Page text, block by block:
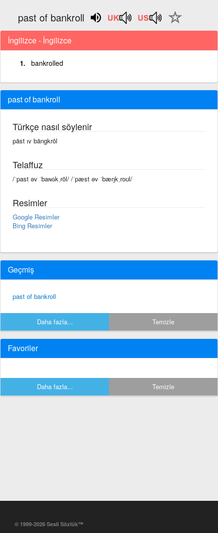
past of bankroll
İngilizce - İngilizce
bankrolled
past of bankroll
Türkçe nasıl söylenir
päst ıv bängkrōl
Telaffuz
/ˈpast əv ˈbaɴɢkˌrōl/ /ˈpæst əv ˈbæŋkˌroʊl/
Resimler
Google Resimler
Bing Resimler
Geçmiş
past of bankroll
Daha fazla... Temizle
Favoriler
Daha fazla... Temizle
© 1999-2026 Sesli Sözlük™